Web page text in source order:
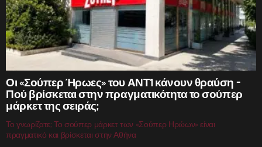
Οι «Σούπερ Ήρωες» του ΑΝΤ1 κάνουν θραύση –
Πού βρίσκεται στην πραγματικότητα το σούπερ
μάρκετ της σειράς;
Το γνωρίζατε; Το σούπερ μάρκετ των «Σούπερ Ηρώων» είναι
πραγματικό και βρίσκεται στην Αθήνα